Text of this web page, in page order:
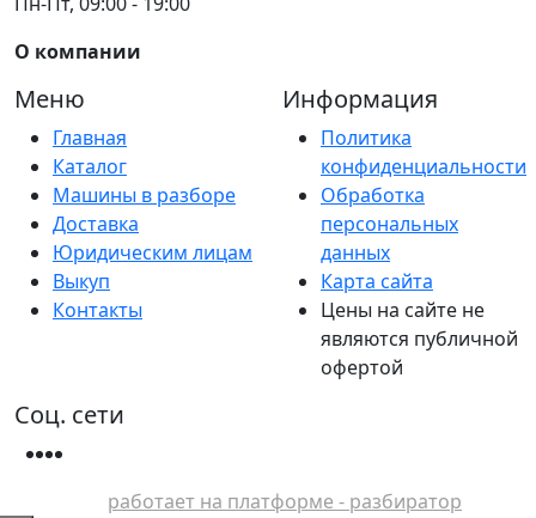
О компании
Меню
Главная
Каталог
Машины в разборе
Доставка
Юридическим лицам
Выкуп
Контакты
Информация
Политика
конфиденциальности
Обработка
персональных
данных
Карта сайта
Цены на сайте не
являются публичной
офертой
Соц. сети
работает на платформе - разбиратор